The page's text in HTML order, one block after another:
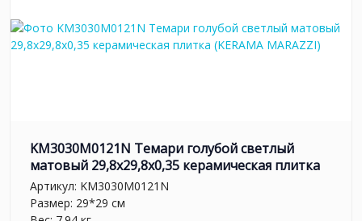
KM3030M0121N Темари голубой светлый
матовый 29,8x29,8x0,35 керамическая плитка
Артикул: KM3030M0121N
Размер: 29*29 см